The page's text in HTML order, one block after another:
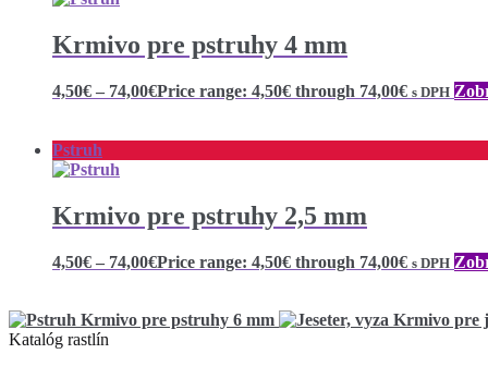
Krmivo pre pstruhy 4 mm
4,50€ – 74,00€Price range: 4,50€ through 74,00€ s DPH
Pstruh
Krmivo pre pstruhy 2,5 mm
4,50€ – 74,00€Price range: 4,50€ through 74,00€ s DPH
Krmivo pre pstruhy 6 mm
Krmivo pre
Katalóg rastlín